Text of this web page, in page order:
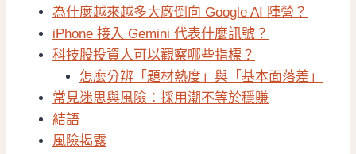
為什麼越來越多大廠倒向 Google AI 陣營？
iPhone 接入 Gemini 代表什麼訊號？
科技股投資人可以觀察哪些指標？
怎麼分辨「題材熱度」與「基本面落差」
常見迷思與風險：採用潮不等於穩賺
結語
風險揭露